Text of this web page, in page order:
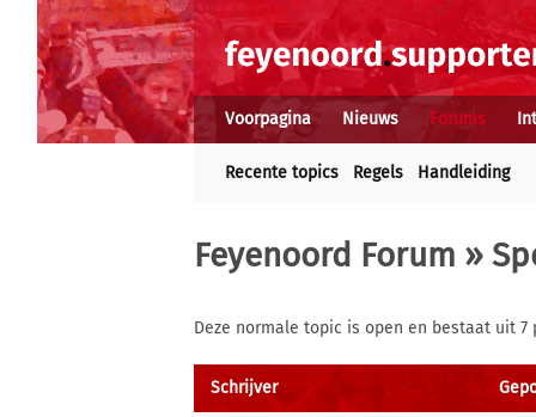
Voorpagina Nieuws Forums
Recente topics Regels Handleiding
Feyenoord Forum »
Deze normale topic is open en bestaat uit 7
Schrijver